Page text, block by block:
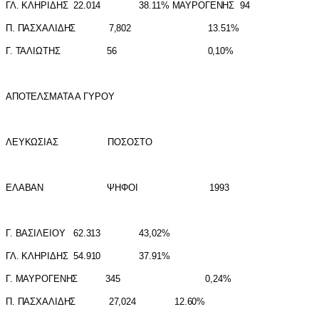
ΓΛ. ΚΛΗΡ ΔΗΣ 22.014 38.11%
Π. ΠΑΣΧΑΛ ΔΗΣ 7,802 13.51%
Γ. ΤΑΛ IΩΤΗΣ 56 0,10%
ΑΠΟΤΕΛΣΜΑΤΑ Α ΓΥΡΟΥ
ΛΕΥΚΩΣ IΑΣ ΠΟΣΟΣΤΟ
ΕΛΑΒΑΝ ΨΗΦΟI 1993
Γ. ΒΑΣ IΛΕ ΟΥ 62.313 43,02%
ΓΛ. ΚΛΗΡ ΔΗΣ 54.910 37.91%
Γ. ΜΑΥΡΟΓΕΝΗΣ 345 0,24%
Π. ΠΑΣΧΑΛ ΔΗΣ 27,024 12.60%